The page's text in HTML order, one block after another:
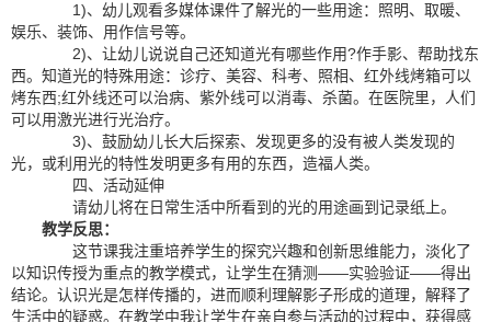
1)、幼儿观看多媒体课件了解光的一些用途：照明、取暖、
娱乐、装饰、用作信号等。
2)、让幼儿说说自己还知道光有哪些作用?作手影、帮助找东
西。知道光的特殊用途：诊疗、美容、科考、照相、红外线烤箱可以
烤东西;红外线还可以治病、紫外线可以消毒、杀菌。在医院里，人们
可以用激光进行光治疗。
3)、鼓励幼儿长大后探索、发现更多的没有被人类发现的
光，或利用光的特性发明更多有用的东西，造福人类。
四、活动延伸
请幼儿将在日常生活中所看到的光的用途画到记录纸上。
教学反思：
这节课我注重培养学生的探究兴趣和创新思维能力，淡化了
以知识传授为重点的教学模式，让学生在猜测——实验验证——得出
结论。认识光是怎样传播的，进而顺利理解影子形成的道理，解释了
生活中的疑惑。在教学中我让学生在亲自参与活动的过程中，获得感